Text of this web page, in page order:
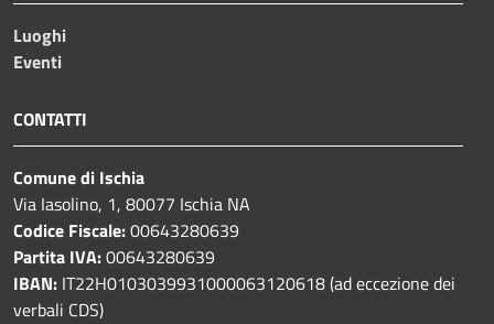
Luoghi
Eventi
CONTATTI
Comune di Ischia
Via Iasolino, 1, 80077 Ischia NA
Codice Fiscale:00643280639
Partita IVA:00643280639
IBAN: IT22H0103039931000063120618 (ad eccezione dei
verbali CDS)